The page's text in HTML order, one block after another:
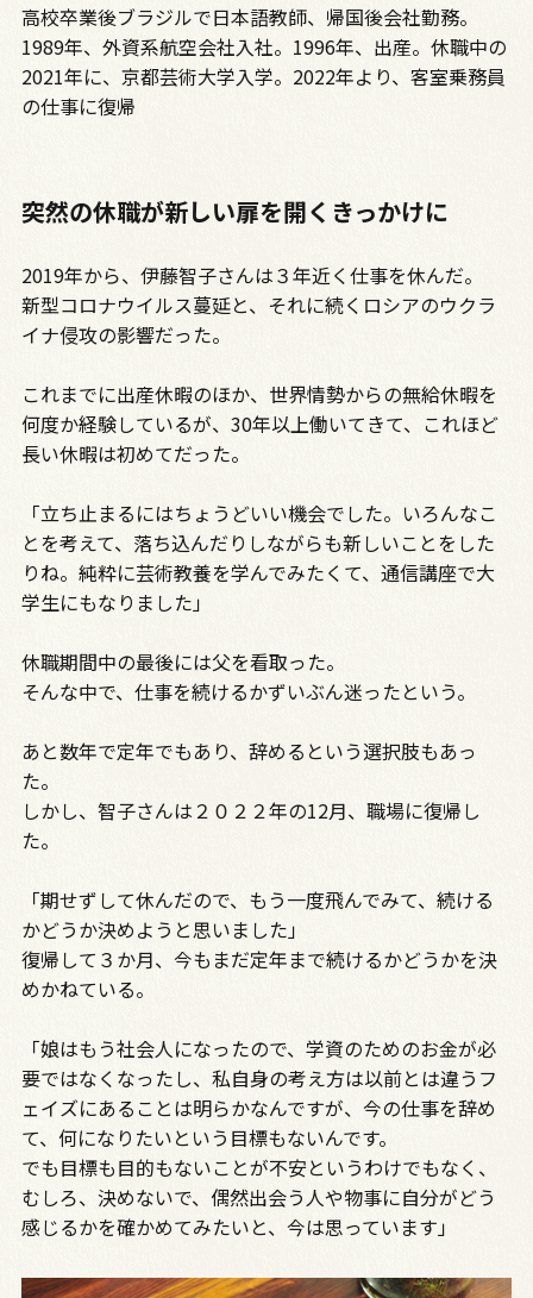
高校卒業後ブラジルで日本語教師、帰国後会社勤務。
1989年、外資系航空会社入社。1996年、出産。休職中の
2021年に、京都芸術大学入学。2022年より、客室乗務員
の仕事に復帰
突然の休職が新しい扉を開くきっかけに
2019年から、伊藤智子さんは３年近く仕事を休んだ。
新型コロナウイルス蔓延と、それに続くロシアのウクラ
イナ侵攻の影響だった。
これまでに出産休暇のほか、世界情勢からの無給休暇を
何度か経験しているが、30年以上働いてきて、これほど
長い休暇は初めてだった。
「立ち止まるにはちょうどいい機会でした。いろんなこ
とを考えて、落ち込んだりしながらも新しいことをした
りね。純粋に芸術教養を学んでみたくて、通信講座で大
学生にもなりました」
休職期間中の最後には父を看取った。
そんな中で、仕事を続けるかずいぶん迷ったという。
あと数年で定年でもあり、辞めるという選択肢もあっ
た。
しかし、智子さんは２０２２年の12月、職場に復帰し
た。
「期せずして休んだので、もう一度飛んでみて、続ける
かどうか決めようと思いました」
復帰して３か月、今もまだ定年まで続けるかどうかを決
めかねている。
「娘はもう社会人になったので、学資のためのお金が必
要ではなくなったし、私自身の考え方は以前とは違うフ
ェイズにあることは明らかなんですが、今の仕事を辞め
て、何になりたいという目標もないんです。
でも目標も目的もないことが不安というわけでもなく、
むしろ、決めないで、偶然出会う人や物事に自分がどう
感じるかを確かめてみたいと、今は思っています」